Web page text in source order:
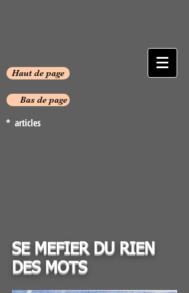
Haut de page
Bas de page
* articles
SE MEFIER DU RIEN
DES MOTS